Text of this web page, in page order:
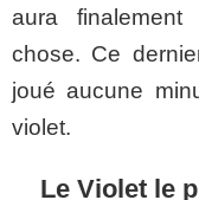
aura finalement
chose. Ce
joué aucune
violet.
Le Violet le